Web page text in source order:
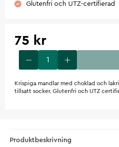
Glutenfri och UTZ-certifierad
75 kr
Krispiga mandlar med choklad och
tillsatt socker. Glutenfri och UTZ
Produktbeskrivning